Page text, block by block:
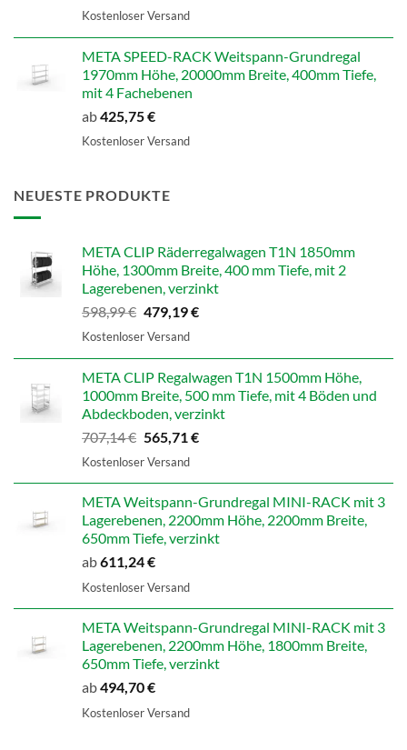
Kostenloser Versand
META SPEED-RACK Weitspann-Grundregal
1970mm Höhe, 20000mm Breite, 400mm Tiefe,
mit 4 Fachebenen
ab425,75€
Kostenloser Versand
NEUESTE PRODUKTE
META CLIP Räderregalwagen T1N 1850mm
Höhe, 1300mm Breite, 400 mm Tiefe, mit 2
Lagerebenen, verzinkt
598,99€ Ursprünglicher
Preis
479,19€Aktueller
Kostenloser Versand
META CLIP Regalwagen T1N 1500mm Höhe,
1000mm Breite, 500 mm Tiefe, mit 4 Böden und
Abdeckboden, verzinkt
707,14€ Ursprünglicher
Preis
565,71 €Aktueller
Kostenloser Versand
META Weitspann-Grundregal MINI-RACK mit 3
Lagerebenen, 2200mm Höhe, 2200mm Breite,
650mm Tiefe, verzinkt
ab611,24€
Kostenloser Versand
META Weitspann-Grundregal MINI-RACK mit 3
Lagerebenen, 2200mm Höhe, 1800mm Breite,
650mm Tiefe, verzinkt
ab494,70€
Kostenloser Versand